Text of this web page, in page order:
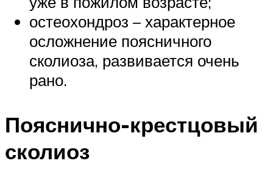
остеохондроз – характерное
осложнение поясничного
сколиоза, развивается очень
рано.
Пояснично-крестцовый
сколиоз